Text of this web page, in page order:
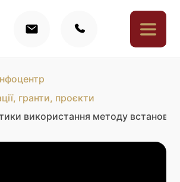
гранти, проєкти
використання методу